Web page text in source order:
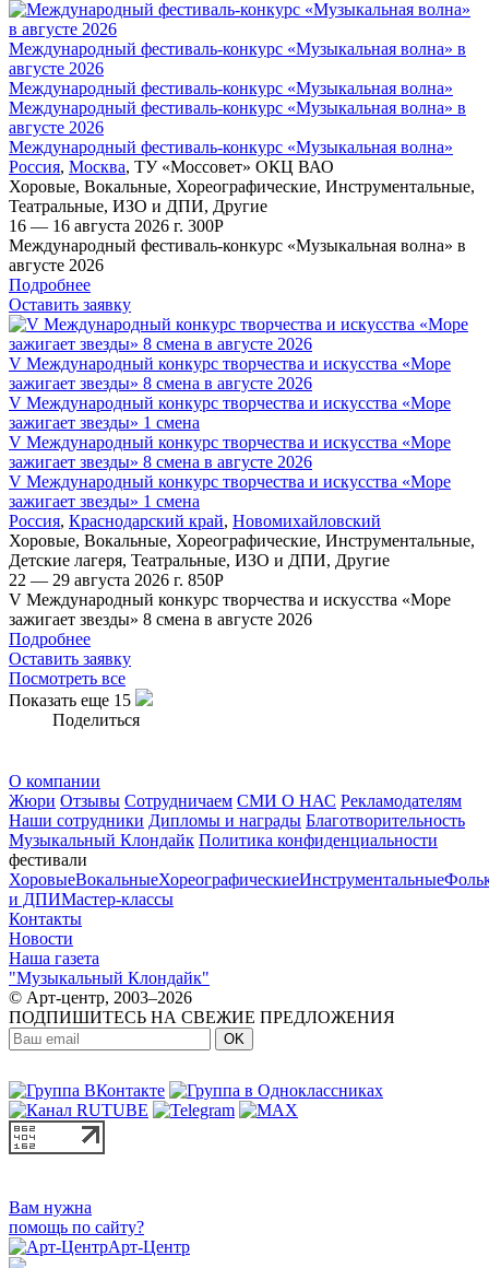
Международный фестиваль-конкурс «Музыкальная волна» в
августе 2026
Международный фестиваль-конкурс «Музыкальная волна»
Международный фестиваль-конкурс «Музыкальная волна» в
августе 2026
Международный фестиваль-конкурс «Музыкальная волна»
Россия, Москва, ТУ «Моссовет» ОКЦ ВАО
Хоровые, Вокальные, Хореографические, Инструментальные,
Театральные, ИЗО и ДПИ, Другие
16 — 16 августа 2026 г. 300Р
Международный фестиваль-конкурс «Музыкальная волна» в
августе 2026
Подробнее
Оставить заявку
V Международный конкурс творчества и искусства «Море
зажигает звезды» 8 смена в августе 2026
V Международный конкурс творчества и искусства «Море
зажигает звезды» 1 смена
V Международный конкурс творчества и искусства «Море
зажигает звезды» 8 смена в августе 2026
V Международный конкурс творчества и искусства «Море
зажигает звезды» 1 смена
Россия, Краснодарский край, Новомихайловский
Хоровые, Вокальные, Хореографические, Инструментальные,
Детские лагеря, Театральные, ИЗО и ДПИ, Другие
22 — 29 августа 2026 г. 850Р
V Международный конкурс творчества и искусства «Море
зажигает звезды» 8 смена в августе 2026
Подробнее
Оставить заявку
Посмотреть все
Показать еще 15
Поделиться
О компании
Жюри Отзывы Сотрудничаем СМИ О НАС Рекламодателям
Наши сотрудники Дипломы и награды Благотворительность
Музыкальный Клондайк Политика конфиденциальности
фестивали
ХоровыеВокальныеХореографическиеИнструментальные
и ДПИМастер-классы
Контакты
Новости
Наша газета
"Музыкальный Клондайк"
© Арт-центр, 2003–2026
ПОДПИШИТЕСЬ НА СВЕЖИЕ ПРЕДЛОЖЕНИЯ
OK
Вам нужна
помощь по сайту?
Арт-Центр